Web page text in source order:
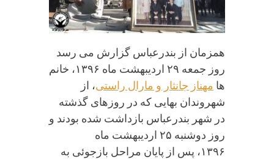
همزمان از بندرعباس گزارش می رسد
روز جمعه ۲۹ اردیبهشت ماه ۱۳۹۶، خانم
ها مهناز جانثار و مارال راستی، از
شهروندان بهایی که در روزهای گذشته
در شهر بندرعباس بازداشت شده بودند و
روز دوشنبه ۲۵ اردیبهشت ماه
۱۳۹۶، پس از پایان مراحل بازجوئی به